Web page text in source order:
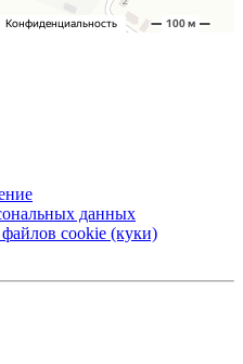
данных
cookie (куки)